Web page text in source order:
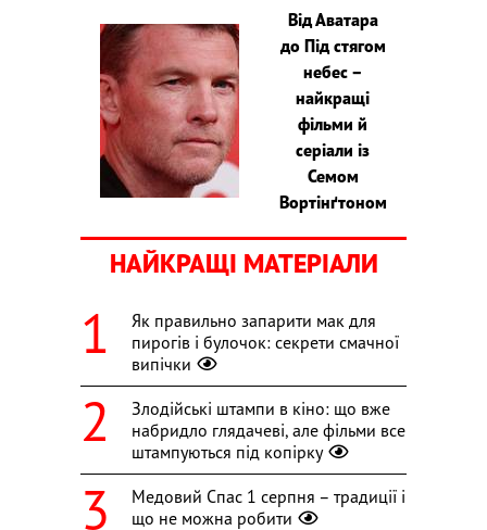
Від Аватара
до Під стягом
небес –
найкращі
фільми й
серіали із
Семом
Вортінґтоном
НАЙКРАЩІ МАТЕРІАЛИ
Як правильно запарити мак для
пирогів і булочок: секрети смачної
випічки
Злодійські штампи в кіно: що вже
набридло глядачеві, але фільми все
штампуються під копірку
Медовий Спас 1 серпня – традиції і
що не можна робити